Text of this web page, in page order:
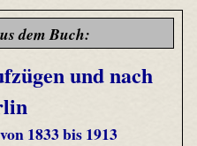
dem Buch:
und nach
1833 bis 1913